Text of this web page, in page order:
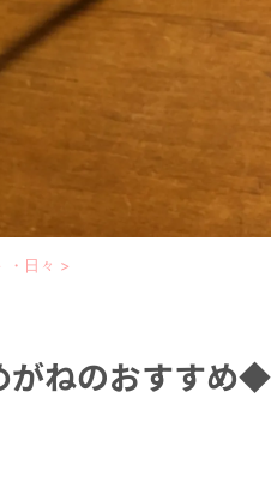
・日々 >
がねのおすすめ